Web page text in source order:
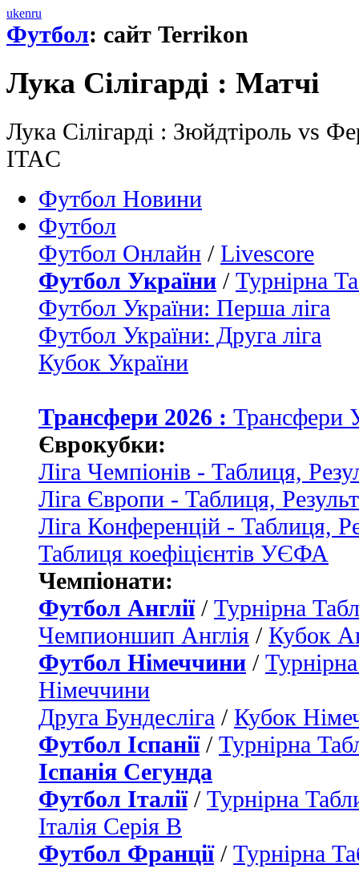
ukenru
Футбол: сайт Terrikon
Лука Сілігарді : Матчi
Лука Сілігарді : Зюйдтіроль vs
ITAC
Футбол Новини
Футбол
Футбол Онлайн / Livescore
Футбол України / Турнірна
Футбол України: Перша ліга
Футбол України: Друга ліга
Кубок України
Трансфери 2026 : Трансфери
Єврокубки:
Ліга Чемпіонів - Таблиця,
Ліга Європи - Таблиця,
Ліга Конференцій - Таблиця,
Таблиця коефіцієнтів УЄФА
Чемпіонати:
Футбол Англії/ Турнірна
Чемпионшип Англія / Кубок
Футбол Німеччини /
Німеччини
Друга Бундесліга / Кубок
Футбол Іспанії/ Турнірна
Іспанія Сегунда
Футбол Італії/ Турнірна
Італія Серія B
Футбол Франції/ Турнірна